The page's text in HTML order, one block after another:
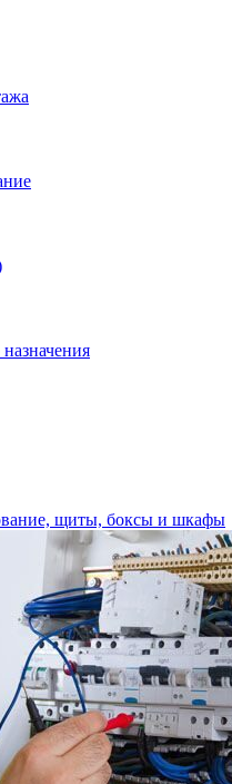
щиты, боксы и шкафы